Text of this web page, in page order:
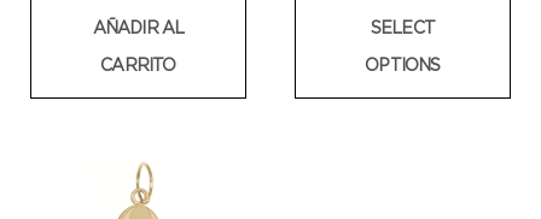
AÑADIR AL
CARRITO
SELECT
OPTIONS